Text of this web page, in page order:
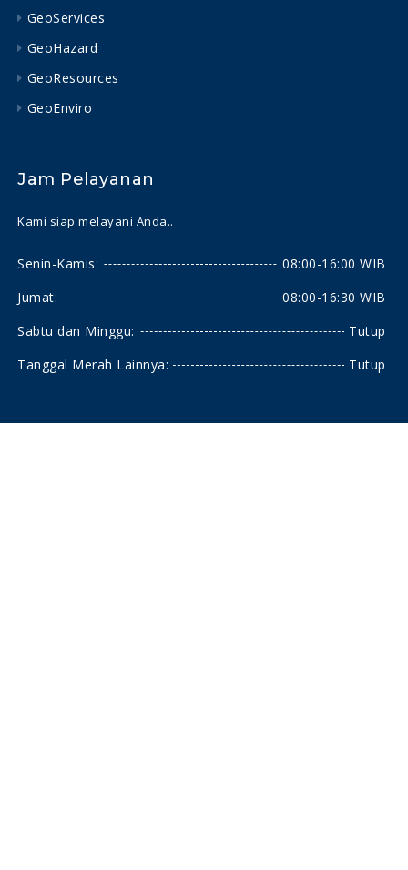
GeoServices
GeoHazard
GeoResources
GeoEnviro
Jam Pelayanan
Kami siap melayani Anda..
Senin-Kamis:
08:00-16:00 WIB
Jumat:
08:00-16:30 WIB
Sabtu dan Minggu:
Tutup
Tanggal Merah Lainnya:
Tutup